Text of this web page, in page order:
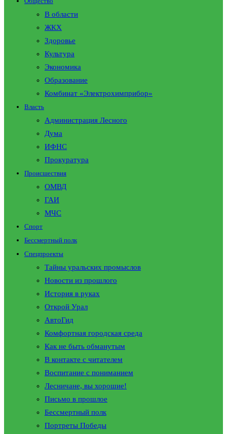
В области
ЖКХ
Здоровье
Культура
Экономика
Образование
Комбинат «Электрохимприбор»
Власть
Администрация Лесного
Дума
ИФНС
Прокуратура
Происшествия
ОМВД
ГАИ
МЧС
Спорт
Бессмертный полк
Спецпроекты
Тайны уральских промыслов
Новости из прошлого
История в руках
Открой Урал
АвтоГид
Комфортная городская среда
Как не быть обманутым
В контакте с читателем
Воспитание с пониманием
Лесничане, вы хорошие!
Письмо в прошлое
Бессмертный полк
Портреты Победы